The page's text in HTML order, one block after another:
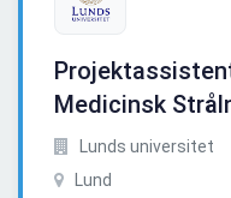
Medicinsk
Lunds universitet
Lund